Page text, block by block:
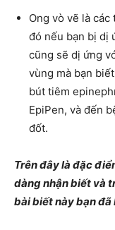
Ong vò vẽ là
đó nếu bạn bị dị
cũng sẽ dị ứng
vùng mà bạn
bút tiêm
EpiPen, và đến
đốt.
Trên đây là đặc
dàng nhận biết và
bài biết này bạn đã